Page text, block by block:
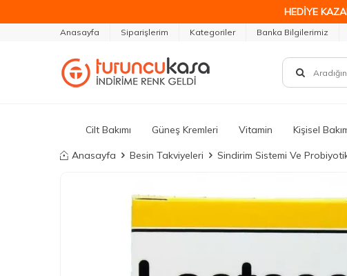
HEDİYE
Anasayfa Siparişlerim Kategoriler Banka Bilgilerimiz
Cilt Bakımı Güneş Kremleri Vitamin Kişisel
Anasayfa Besin Takviyeleri Sindirim Sistemi Ve